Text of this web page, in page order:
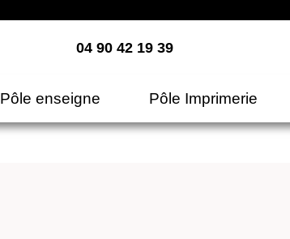
04 90 42 19 39
Pôle enseigne Pôle Imprimerie